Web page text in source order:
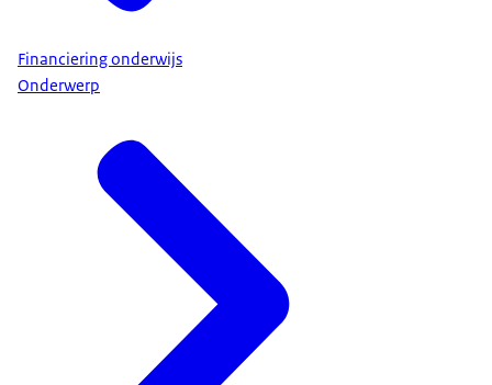
Financiering onderwijs
Onderwerp